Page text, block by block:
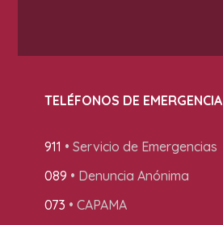
TELÉFONOS DE EMERGENCIA
911 • Servicio de Emergencias
089 • Denuncia Anónima
073 • CAPAMA